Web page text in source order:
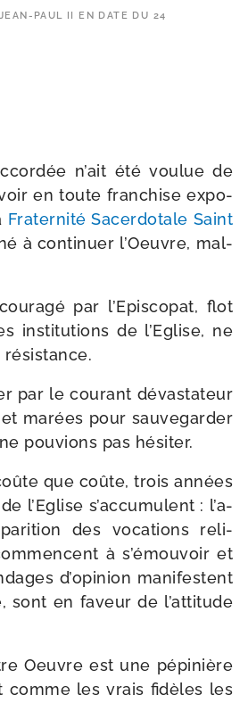
PAUL II EN DATE DU 24
n’ait été vou­lue de
en toute fran­chise expo­
Fraternité Sacerdotale Saint
à conti­nuer l’Oeuvre, mal­
par l’Episcopat, flot
ins­ti­tu­tions de l’Eglise, ne
résistance.
par le cou­rant dévas­ta­teur
marées pour sau­ve­gar­der
pou­vions pas hésiter.
que coûte, trois années
l’Eglise s’ac­cu­mulent : l’a­
des voca­tions reli­
à s’é­mou­voir et
d’o­pi­nion mani­festent
sont en faveur de l’at­ti­tude
Oeuvre est une pépi­nière
comme les vrais fidèles les